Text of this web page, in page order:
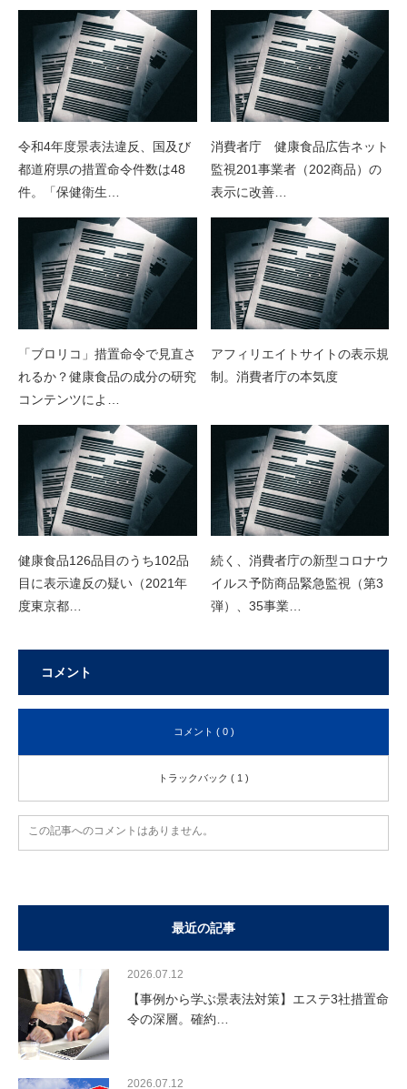
令和4年度景表法違反、国及び
都道府県の措置命令件数は48
件。「保健衛生…
消費者庁 健康食品広告ネット
監視201事業者（202商品）の
表示に改善…
「ブロリコ」措置命令で見直さ
れるか？健康食品の成分の研究
コンテンツによ…
アフィリエイトサイトの表示規
制。消費者庁の本気度
健康食品126品目のうち102品
目に表示違反の疑い（2021年
度東京都…
続く、消費者庁の新型コロナウ
イルス予防商品緊急監視（第3
弾）、35事業…
コメント
コメント ( 0 )
トラックバック ( 1 )
この記事へのコメントはありません。
最近の記事
2026.07.12
【事例から学ぶ景表法対策】エステ3社措置命
令の深層。確約…
2026.07.12